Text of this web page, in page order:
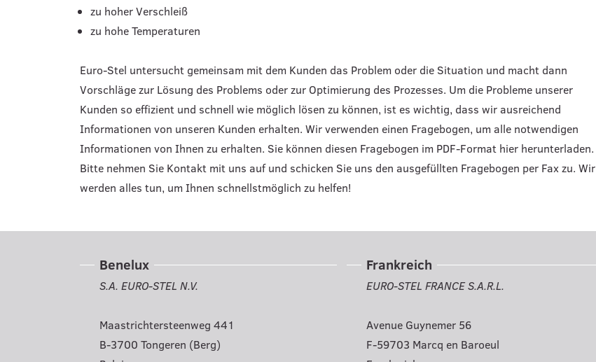
zu hoher Verschleiß
zu hohe Temperaturen
Euro-Stel untersucht gemeinsam mit dem Kunden das Problem oder die Situation und macht dann
Vorschläge zur Lösung des Problems oder zur Optimierung des Prozesses. Um die Probleme unserer
Kunden so effizient und schnell wie möglich lösen zu können, ist es wichtig, dass wir ausreichend
Informationen von unseren Kunden erhalten. Wir verwenden einen Fragebogen, um alle notwendigen
Informationen von Ihnen zu erhalten. Sie können diesen Fragebogen im PDF-Format hier herunterladen.
Bitte nehmen Sie Kontakt mit uns auf und schicken Sie uns den ausgefüllten Fragebogen per Fax zu. Wir
werden alles tun, um Ihnen schnellstmöglich zu helfen!
Benelux
S.A. EURO-STEL N.V.
Maastrichtersteenweg 441
B-3700 Tongeren (Berg)
Frankreich
EURO-STEL FRANCE S.A.R.L.
Avenue Guynemer 56
F-59703 Marcq en Baroeul